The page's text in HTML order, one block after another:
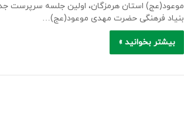
موعود(عج) استان هرمزگان، اولین جلسه سرپرست
بنیاد فرهنگی حضرت مهدی موعود(عج)…
بیشتر بخوانید »